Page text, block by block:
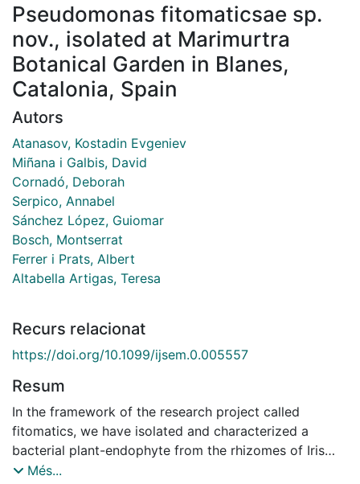
Pseudomonas fitomaticsae sp.
nov., isolated at Marimurtra
Botanical Garden in Blanes,
Catalonia, Spain
Autors
Atanasov, Kostadin Evgeniev
Miñana i Galbis, David
Cornadó, Deborah
Serpico, Annabel
Sánchez López, Guiomar
Bosch, Montserrat
Ferrer i Prats, Albert
Altabella Artigas, Teresa
Recurs relacionat
https://doi.org/10.1099/ijsem.0.005557
Resum
In the framework of the research project called
fitomatics, we have isolated and characterized a
bacterial plant-endophyte from the rhizomes of Iris
germanica, hereafter referred to as strain FIT81T. The
Més...